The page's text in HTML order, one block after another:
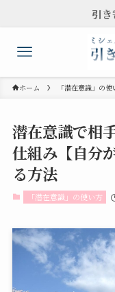
引
ホーム 「潜在意識」の使
潜在意識で相
仕組み【自分
る方法
「潜在意識」の使い方